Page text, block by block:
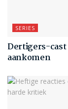
SERIES
Dertigers-
aankomen